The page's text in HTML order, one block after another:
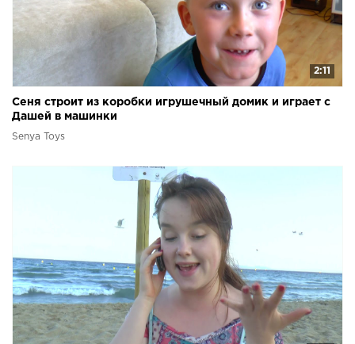
2:11
Сеня строит из коробки игрушечный домик и играет с
Дашей в машинки
Senya Toys